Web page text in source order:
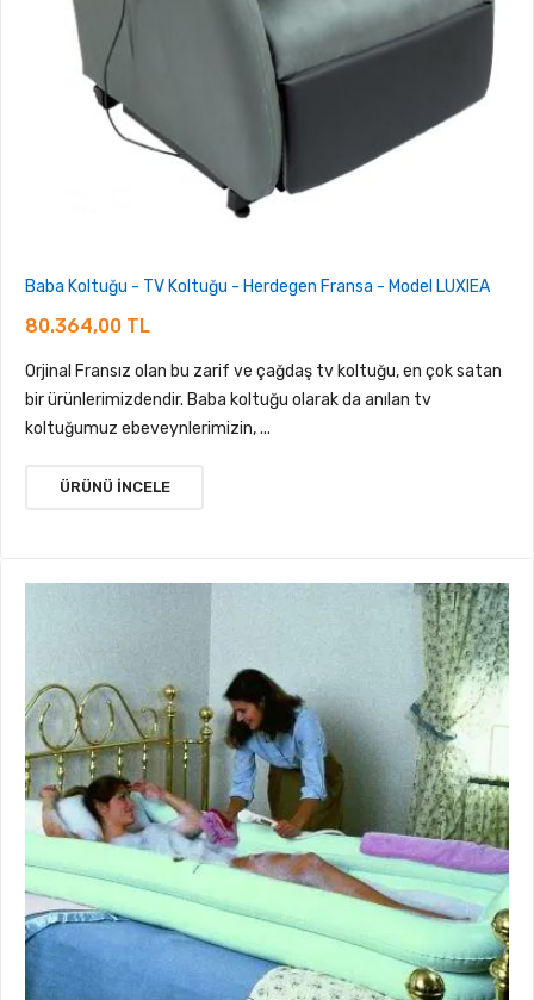
Baba Koltuğu - TV Koltuğu - Herdegen Fransa - Model LUXIEA
80.364,00 TL
Orjinal Fransız olan bu zarif ve çağdaş tv koltuğu, en çok satan
bir ürünlerimizdendir. Baba koltuğu olarak da anılan tv
koltuğumuz ebeveynlerimizin, ...
ÜRÜNÜ İNCELE